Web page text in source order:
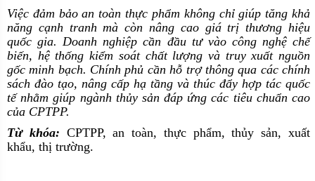
Việc đảm bảo an toàn thực phẩm không chỉ giúp tăng khả
năng cạnh tranh mà còn nâng cao giá trị thương hiệu
quốc gia. Doanh nghiệp cần đầu tư vào công nghệ chế
biến, hệ thống kiểm soát chất lượng và truy xuất nguồn
gốc minh bạch. Chính phủ cần hỗ trợ thông qua các chính
sách đào tạo, nâng cấp hạ tầng và thúc đẩy hợp tác quốc
tế nhằm giúp ngành thủy sản đáp ứng các tiêu chuẩn cao
của CPTPP.
Từ khóa: CPTPP, an toàn, thực phẩm, thủy sản, xuất
khẩu, thị trường.